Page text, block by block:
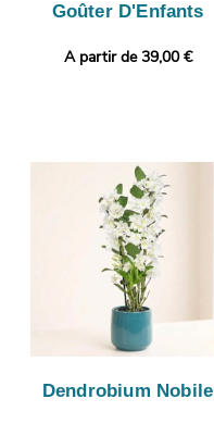
Goûter D'Enfants
A partir de 39,00 €
Dendrobium Nobile